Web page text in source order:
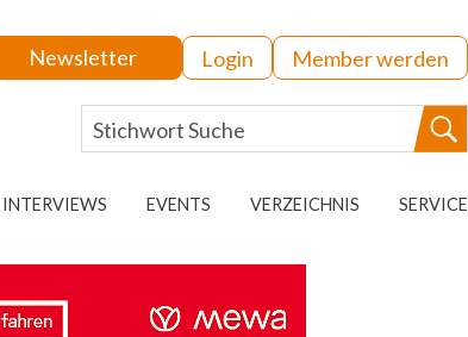
Newsletter Login Member werden
INTERVIEWS EVENTS VERZEICHNIS SERVICE